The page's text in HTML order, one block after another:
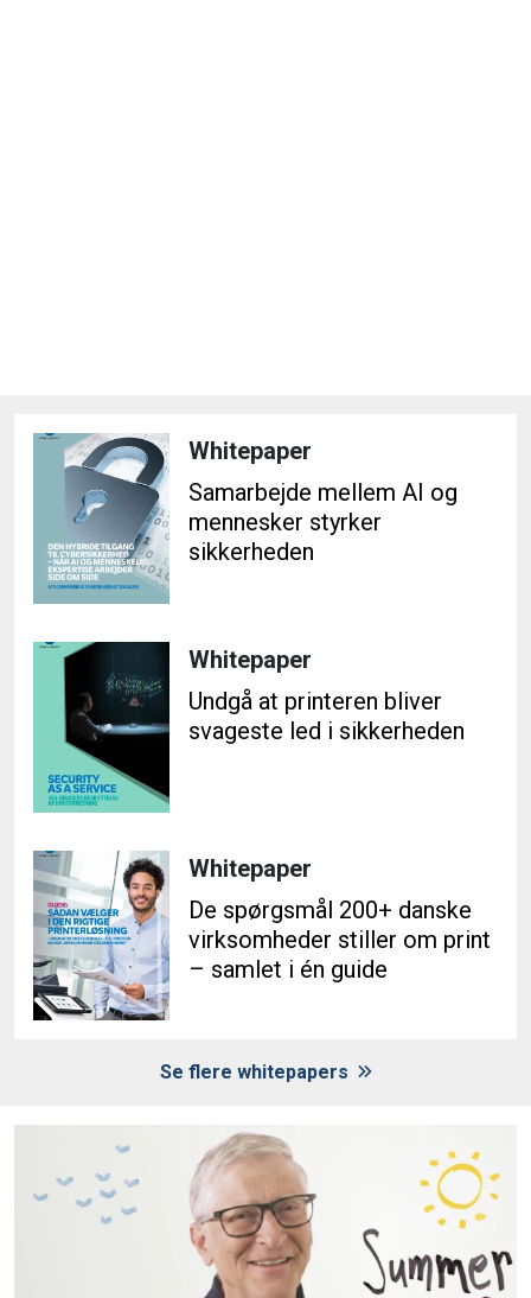
Whitepaper
Samarbejde mellem AI og
mennesker styrker
sikkerheden
Whitepaper
Undgå at printeren bliver
svageste led i sikkerheden
Whitepaper
De spørgsmål 200+ danske
virksomheder stiller om print
– samlet i én guide
Se flere whitepapers